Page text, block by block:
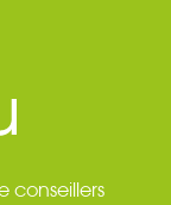
conseillers